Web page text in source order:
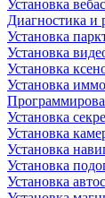
Установка
Диагностика и
Установка
Установка
Установка
Установка
Установка
Установка
Установка
Установка
Установка